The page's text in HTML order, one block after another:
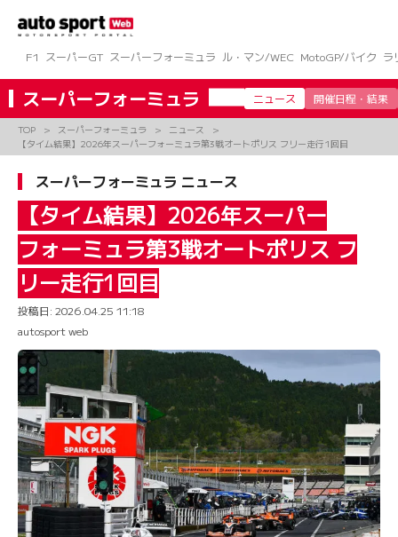
ツ
へ
ス
キ
プ
F1 スーパーGT スーパーフォーミュラ ル・マン/WEC MotoGP/バイク ラ
スーパーフォーミュラ ニュース 開催日程・結果
TOP スーパーフォーミュラ
ニュース
【タイム結果】2026年スーパーフォーミュラ第3戦オートポリス フリー走行1回目
スーパーフォーミュラ ニュース
【タイム結果】2026年スーパー
フォーミュラ第3戦オートポリス フ
リー走行1回目
投稿日: 2026.04.25 11:18
autosport web